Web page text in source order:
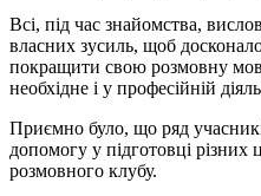
Всі, під час знайомства,
власних зусиль, щоб
покращити свою розмовну
необхідне і у професійній
Приємно було, що ряд
допомогу у підготовці різних
розмовного клубу.